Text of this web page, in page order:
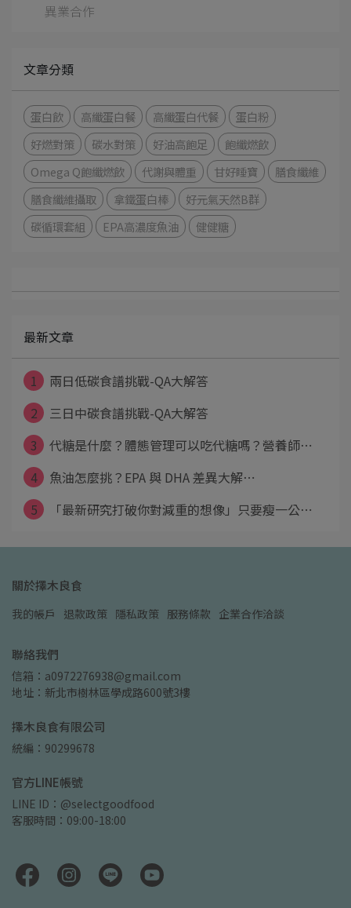
異業合作
文章分類
蛋白飲 高纖蛋白餐 高纖蛋白代餐
蛋白粉
好燃對策
碳水對策 好油高飽足
飽纖燃飲
Omega Q飽纖燃飲
代謝與體重 甘好睡寶
膳食纖維
膳食纖維攝取
拿鐵蛋白棒
好元氣天然B群
碳循環套組
EPA高濃度魚油 健健糖
最新文章
1
兩日低碳食譜挑戰-QA大解答
2
三日中碳食譜挑戰-QA大解答
3
代糖是什麼？體態管理可以吃代糖嗎？營養師⋯
4
魚油怎麼挑？EPA 與 DHA 差異大解⋯
5
「最新研究打破你對減重的想像」只要瘦一公⋯
關於擇木良食
我的帳戶 退款政策 隱私政策 服務條款 企業合作洽談
聯絡我們
信箱：a0972276938@gmail.com
地址：新北市樹林區學成路600號3樓
擇木良食有限公司
統編：90299678
官方LINE帳號
LINE ID：@selectgoodfood
客服時間：09:00-18:00